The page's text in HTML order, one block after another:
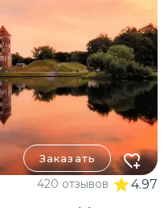
Заказать
420 отзывов 4.97